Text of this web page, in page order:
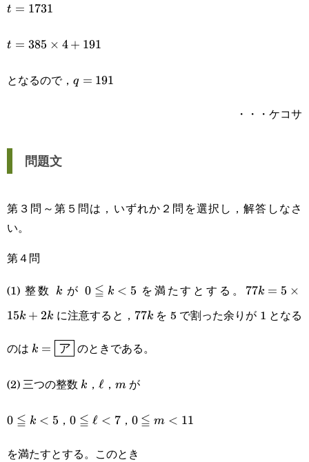
t=1731
t = 1731
t=385\times4+191
t = 385 × 4 + 191
となるので， q=191
q = 191
・・・ケコサ
問題文
第３問～第５問は，いずれか２問を選択し，解答しなさ
い。
第４問
(1) 整数 k
k が 0\leqq
k < 5
0 ≦ k < 5 を満たすとする。 77k = 5 ×
15k + 2k に注意すると， 77k
77k を 5 で割った余りが 1 となる
のは k=\boxed{\textsf{ア}}
k = ア のときである。
(2) 三つの整数 k
k ， \ell
ℓ， m
mが
0\leqq
0 ≦ k < 5 ，0\leqq\ell<7
0 ≦ ℓ < 7， 0\leqq
0 ≦ m < 11
を満たすとする。このとき